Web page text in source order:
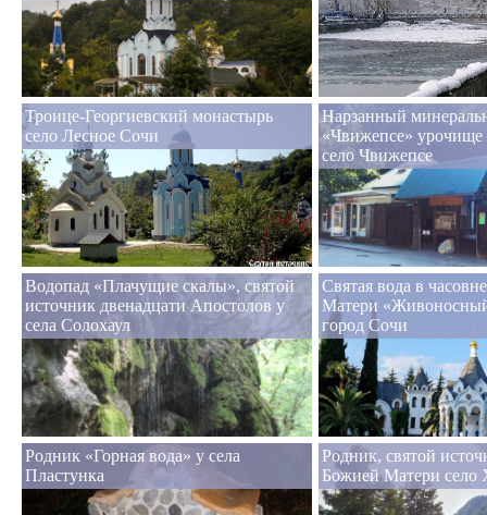
Троице-Георгиевский монастырь
село Лесное Сочи
Нарзанный
«Чвижепсе»
село Чвижепсе
Водопад «Плачущие скалы», святой
источник двенадцати Апостолов у
села Солохаул
Святая вода в
Матери
город Сочи
Родник «Горная вода» у села
Пластунка
Родник, святой
Божией Матери село